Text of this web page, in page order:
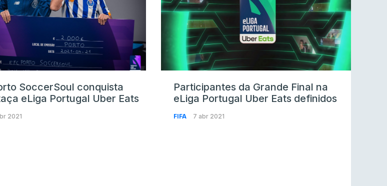
SoccerSoul conquista
eLiga Portugal Uber Eats
2021
Participantes da Grande Final na
eLiga Portugal Uber Eats definidos
FIFA 7 abr 2021